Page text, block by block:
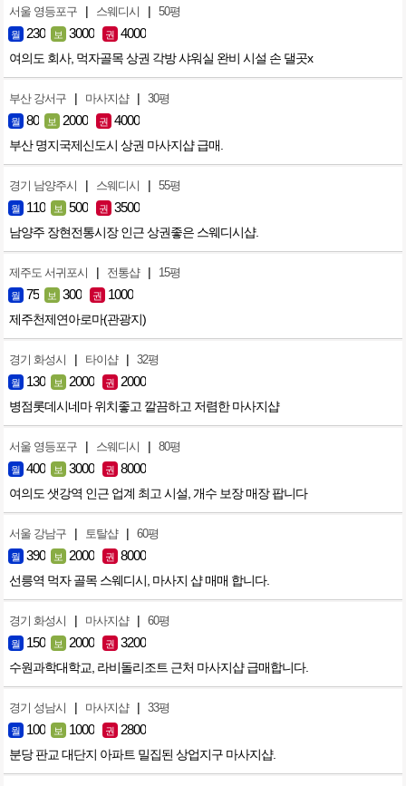
서울 영등포구 | 스웨디시 | 50평
월 230 보 3000 권 4000
여의도 회사, 먹자골목 상권 각방 샤워실 완비 시설 손 댈곳x
부산 강서구 | 마사지샵 | 30평
월 80 보 2000 권 4000
부산 명지국제신도시 상권 마사지샵 급매.
경기 남양주시 | 스웨디시 | 55평
월 110 보 500 권 3500
남양주 장현전통시장 인근 상권좋은 스웨디시샵.
제주도 서귀포시 | 전통샵 | 15평
월 75 보 300 권 1000
제주천제연아로마(관광지)
경기 화성시 | 타이샵 | 32평
월 130 보 2000 권 2000
병점롯데시네마 위치좋고 깔끔하고 저렴한 마사지샵
서울 영등포구 | 스웨디시 | 80평
월 400 보 3000 권 8000
여의도 샛강역 인근 업계 최고 시설, 개수 보장 매장 팝니다
서울 강남구 | 토탈샵 | 60평
월 390 보 2000 권 8000
선릉역 먹자 골목 스웨디시, 마사지 샵 매매 합니다.
경기 화성시 | 마사지샵 | 60평
월 150 보 2000 권 3200
수원과학대학교, 라비돌리조트 근처 마사지샵 급매합니다.
경기 성남시 | 마사지샵 | 33평
월 100 보 1000 권 2800
분당 판교 대단지 아파트 밀집된 상업지구 마사지샵.